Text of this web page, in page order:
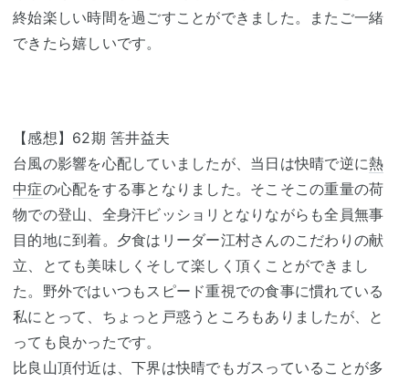
終始楽しい時間を過ごすことができました。またご一緒
できたら嬉しいです。
【感想】62期 筈井益夫
台風の影響を心配していましたが、当日は快晴で逆に熱
中症の心配をする事となりました。そこそこの重量の荷
物での登山、全身汗ビッショリとなりながらも全員無事
目的地に到着。夕食はリーダー江村さんのこだわりの献
立、とても美味しくそして楽しく頂くことができまし
た。野外ではいつもスピード重視での食事に慣れている
私にとって、ちょっと戸惑うところもありましたが、と
っても良かったです。
比良山頂付近は、下界は快晴でもガスっていることが多